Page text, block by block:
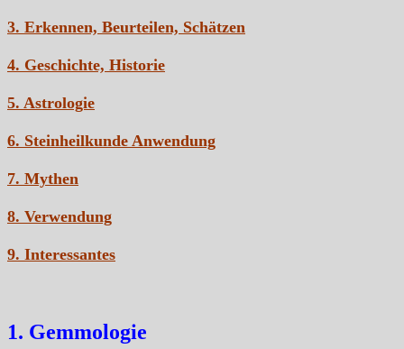
3. Erkennen, Beurteilen, Schätzen
4. Geschichte, Historie
5. Astrologie
6. Steinheilkunde Anwendung
7. Mythen
8. Verwendung
9. Interessantes
1. Gemmologie